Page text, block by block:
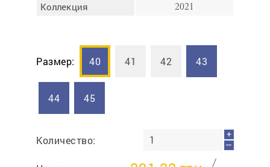
Коллекция 2021
Размер: 40 41 42 43
44 45
Количество:
+
—